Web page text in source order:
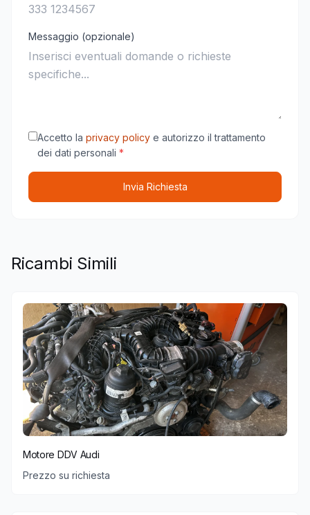
Messaggio (opzionale)
Accetto la privacy policy e autorizzo il trattamento
dei dati personali *
Invia Richiesta
Ricambi Simili
Motore DDV Audi
Prezzo su richiesta